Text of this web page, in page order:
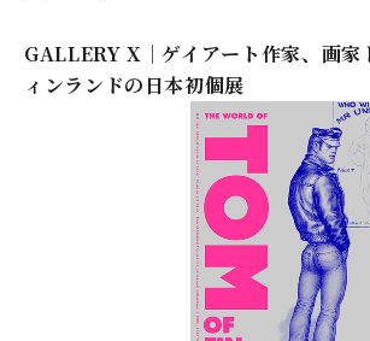
GALLERY X｜ゲイアート作家、画家
ィンランドの日本初個展